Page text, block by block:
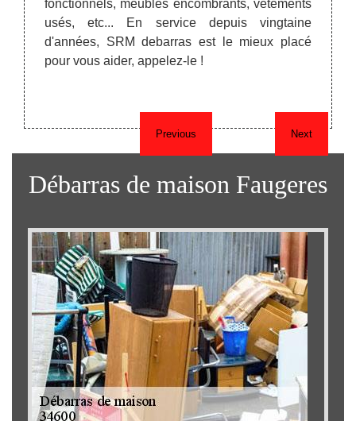
Previous
un
fonctionnels, meubles encombrants, vêtements
usés, etc... En service depuis vingtaine
d'années, SRM debarras est le mieux placé
pour vous aider, appelez-le !
Next
Débarras de maison Faugeres